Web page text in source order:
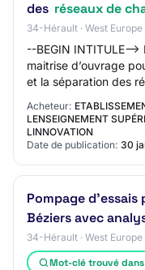
des réseaux de
34-Hérault · West Europe
--BEGIN INTITULE-->
maitrise d’ouvrage
et la séparation des
Acheteur:
LENSEIGNEMENT
LINNOVATION
Date de publication: 30
Pompage d'essais
Béziers avec
34-Hérault · West Europe
Mot-clé trouvé